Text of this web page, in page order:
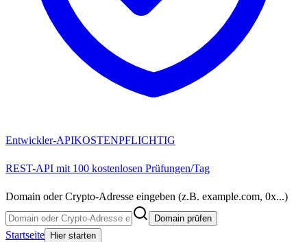
Entwickler-APIKOSTENPFLICHTIG
REST-API mit 100 kostenlosen Prüfungen/Tag
Domain oder Crypto-Adresse eingeben (z.B. example.com, 0x...)
Domain prüfen
Startseite Hier starten